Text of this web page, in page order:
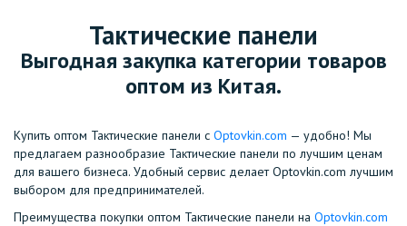
Тактические панели
Выгодная закупка категории товаров
оптом из Китая.
Купить оптом Тактические панели с Optovkin.com — удобно! Мы
предлагаем разнообразие Тактические панели по лучшим ценам
для вашего бизнеса. Удобный сервис делает Optovkin.com лучшим
выбором для предпринимателей.
Преимущества покупки оптом Тактические панели на Optovkin.com